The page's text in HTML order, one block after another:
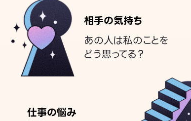
相手の気持ち
あの人は私のことを
どう思ってる？
仕事の悩み